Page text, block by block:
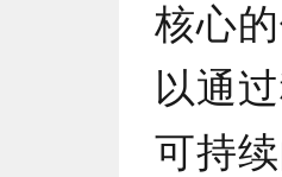
核心
以通
可持